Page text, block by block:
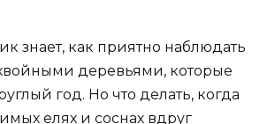
знает, как приятно наблюдать
деревьями, которые
год. Но что делать, когда
елях и соснах вдруг